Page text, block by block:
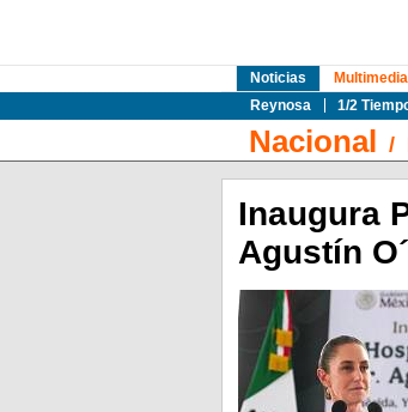
Noticias
Reynosa
1/2
Multimedia
Nacional /
Inaugura
Agustín